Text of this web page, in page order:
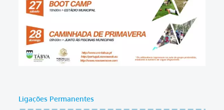
Ligações Permanentes